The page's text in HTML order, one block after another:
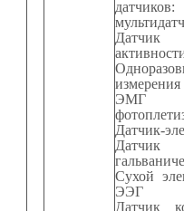
Датчик
ЭМГ
Датчик-
Cухой
ЭЭГ
Датчик